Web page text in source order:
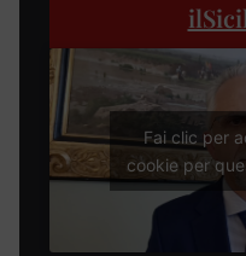
Fai clic per
cookie per